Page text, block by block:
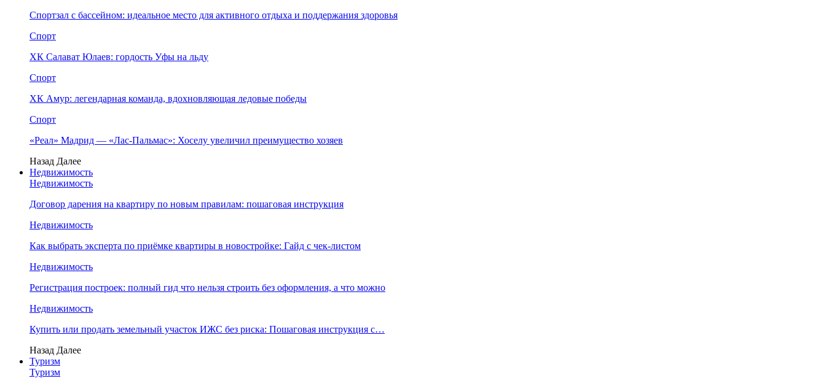
Спортзал с бассейном: идеальное место для активного отдыха и поддержания здоровья
Спорт
ХК Салават Юлаев: гордость Уфы на льду
Спорт
ХК Амур: легендарная команда, вдохновляющая ледовые победы
Спорт
«Реал» Мадрид — «Лас-Пальмас»: Хоселу увеличил преимущество хозяев
Назад Далее
Недвижимость
Недвижимость
Договор дарения на квартиру по новым правилам: пошаговая инструкция
Недвижимость
Как выбрать эксперта по приёмке квартиры в новостройке: Гайд с чек-листом
Недвижимость
Регистрация построек: полный гид что нельзя строить без оформления, а что можно
Недвижимость
Купить или продать земельный участок ИЖС без риска: Пошаговая инструкция с…
Назад Далее
Туризм
Туризм